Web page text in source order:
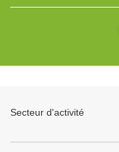
Secteur d'activité